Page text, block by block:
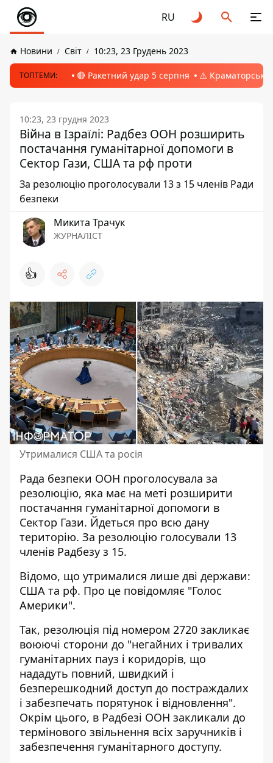
RU
Новини Світ 10:23, 23 Грудень 2023
ТОПТЕМИ: 🔴 Ракетний удар 5 серпня ⚠️ Краматорськ,
10:23, 23 грудня 2023
Війна в Ізраїлі: Радбез ООН розширить
постачання гуманітарної допомоги в
Сектор Гази, CША та рф проти
За резолюцію проголосували 13 з 15 членів Ради
безпеки
Микита Трачук
ЖУРНАЛІСТ
👍
Утрималися США та росія
Рада безпеки ООН проголосувала за
резолюцію, яка має на меті розширити
постачання гуманітарної допомоги в
Сектор Гази. Йдеться про всю дану
територію. За резолюцію голосували 13
членів Радбезу з 15.
Відомо, що утрималися лише дві держави:
США та рф. Про це повідомляє "Голос
Америки".
Так, резолюція під номером 2720 закликає
воюючі сторони до "негайних і тривалих
гуманітарних пауз і коридорів, що
нададуть повний, швидкий і
безперешкодний доступ до постраждалих
і забезпечать порятунок і відновлення".
Окрім цього, в Радбезі ООН закликали до
термінового звільнення всіх заручників і
забезпечення гуманітарного доступу.